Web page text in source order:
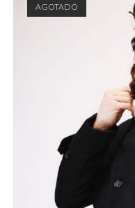
AGOTADO